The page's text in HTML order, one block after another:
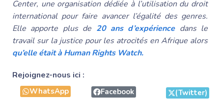
Center, une organisation dédiée à l’utilisation du droit
international pour faire avancer l’égalité des genres.
Elle apporte plus de 20 ans d’expériencedans le
travail sur la justice pour les atrocités en Afrique alors
qu’elle était à Human Rights Watch.
Rejoignez-nous ici :
WhatsApp Facebook (Twitter)